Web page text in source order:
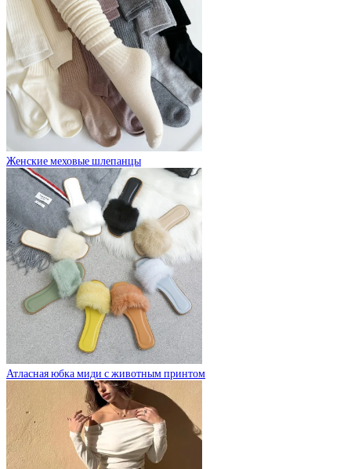
Женские меховые шлепанцы
Атласная юбка миди с животным принтом